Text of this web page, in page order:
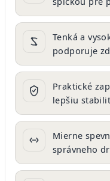
Tenká a
podporuje
Praktické
lepšiu
Mierne
správneho